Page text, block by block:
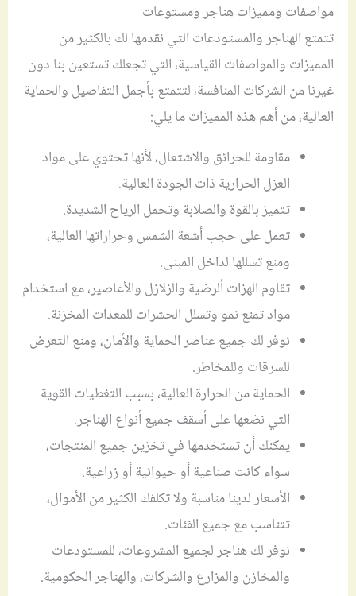
مواصفات ومميزات هناجر ومستوعات
تتمتع الهناجر والمستودعات التي نقدمها لك بالكثير من
المميزات والمواصفات القياسية، التي تجعلك تستعين بنا دون
غيرنا من الشركات المنافسة، لتتمتع بأجمل التفاصيل والحماية
العالية، من أهم هذه المميزات ما يلي:
مقاومة للحرائق والاشتعال، لأنها تحتوي على مواد
العزل الحرارية ذات الجودة العالية.
تتميز بالقوة والصلابة وتحمل الرياح الشديدة.
تعمل على حجب أشعة الشمس وحراراتها العالية،
ومنع تسللها لداخل المبنى.
تقاوم الهزات ألرضية والزلازل والأعاصير، مع استخدام
مواد تمنع نمو وتسلل الحشرات للمعدات المخزنة.
نوفر لك جميع عناصر الحماية والأمان، ومنع التعرض
للسرقات وللمخاطر.
الحماية من الحرارة العالية، بسبب التغطيات القوية
التي نضعها على أسقف جميع أنواع الهناجر.
يمكنك أن تستخدمها في تخزين جميع المنتجات،
سواء كانت صناعية أو حيوانية أو زراعية.
الأسعار لدينا مناسبة ولا تكلفك الكثير من الأموال،
تتناسب مع جميع الفئات.
نوفر لك هناجر لجميع المشروعات، للمستودعات
والمخازن والمزارع والشركات، والهناجر الحكومية.